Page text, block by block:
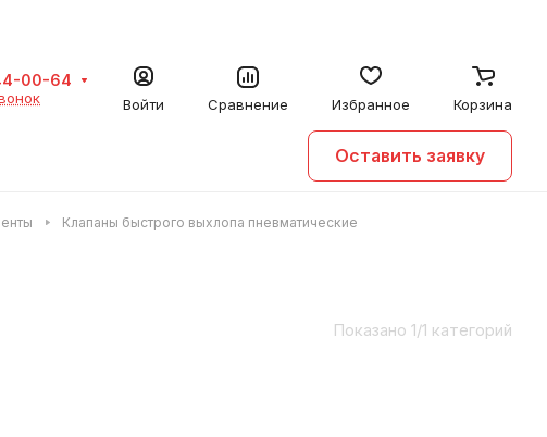
00-64
Войти Сравнение Избранное Корзина
Оставить заявку
Клапаны быстрого выхлопа пневматические
Показано 1/1 категорий